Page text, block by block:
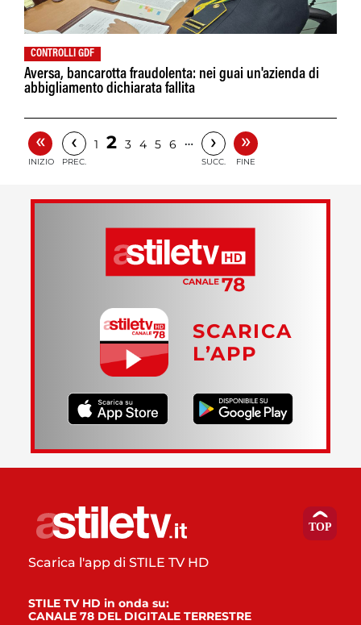
CONTROLLI GDF
Aversa, bancarotta fraudolenta: nei guai un'azienda di
abbigliamento dichiarata fallita
«
INIZIO
‹
PREC.
1 2 3 4 5 6 … ›
SUCC.
»
FINE
SCARICA
L’APP
Scarica l'app di STILE TV HD
STILE TV HD in onda su:
CANALE 78 DEL DIGITALE TERRESTRE